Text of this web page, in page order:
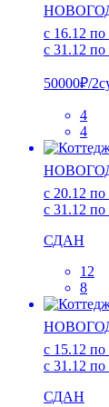
с 16.12
с 31.12 по
50000₽/
4
4
c 20.12
с 31.12 по
СДАН
12
8
c 15.12
с 31.12 по
СДАН